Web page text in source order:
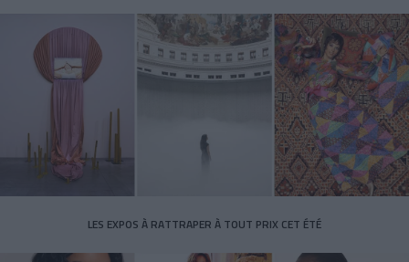
LES EXPOS À RATTRAPER À TOUT PRIX CET ÉTÉ